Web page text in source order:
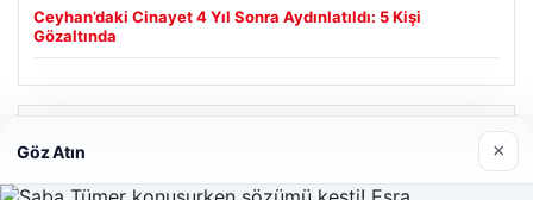
Ceyhan’daki Cinayet 4 Yıl Sonra Aydınlatıldı: 5 Kişi
Gözaltında
Göz Atın ×